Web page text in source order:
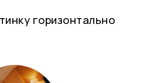
горизонтально